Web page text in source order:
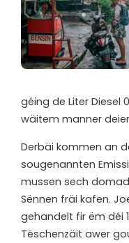
géing de Liter Diesel
wäitem manner
Derbäi kommen an
sougenannten
mussen sech
Sënnen fräi kafen.
gehandelt fir ëm déi
Tëschenzäit awer